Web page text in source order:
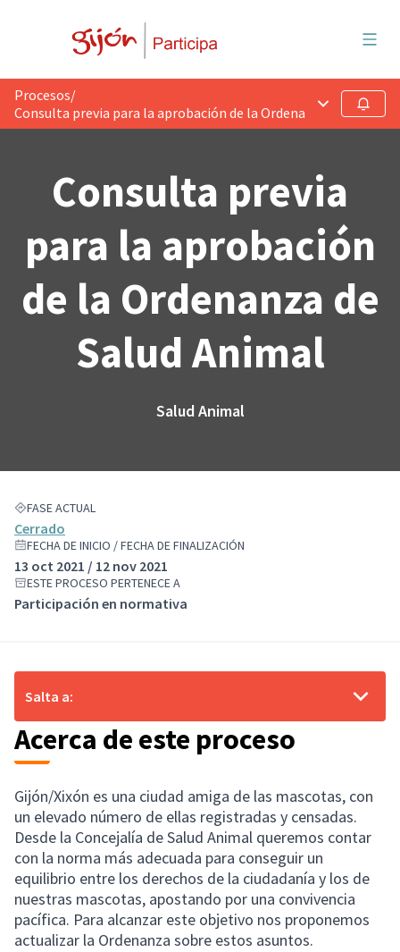
Procesos/
Consulta previa para la aprobación de la Ordenanza de Salud
Menú Seguir
Consulta previa
para la aprobación
de la Ordenanza de
Salud Animal
Salud Animal
FASE ACTUAL
Cerrado
FECHA DE INICIO / FECHA DE FINALIZACIÓN
13 oct 2021 / 12 nov 2021
ESTE PROCESO PERTENECE A
Participación en normativa
Acerca de este proceso
Gijón/Xixón es una ciudad amiga de las mascotas, con
un elevado número de ellas registradas y censadas.
Desde la Concejalía de Salud Animal queremos contar
con la norma más adecuada para conseguir un
equilibrio entre los derechos de la ciudadanía y los de
nuestras mascotas, apostando por una convivencia
pacífica. Para alcanzar este objetivo nos proponemos
actualizar la Ordenanza sobre estos asuntos.
Salta a: